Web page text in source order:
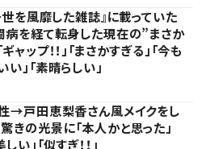
を風靡した雑誌』に載っていた
病を経て転身した現在の”まさか
ップ！！」「まさかすぎる」「今も
」「素晴らしい」
→戸田恵梨香さん風メイクをし
の光景に「本人かと思った」
い」「似すぎ！！」